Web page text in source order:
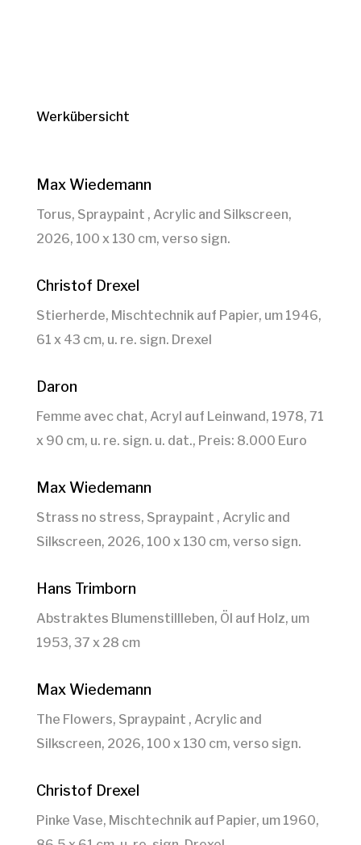
Werkübersicht
Max Wiedemann
Torus, Spraypaint , Acrylic and Silkscreen,
2026, 100 x 130 cm, verso sign.
Christof Drexel
Stierherde, Mischtechnik auf Papier, um 1946,
61 x 43 cm, u. re. sign. Drexel
Daron
Femme avec chat, Acryl auf Leinwand, 1978, 71
x 90 cm, u. re. sign. u. dat., Preis: 8.000 Euro
Max Wiedemann
Strass no stress, Spraypaint , Acrylic and
Silkscreen, 2026, 100 x 130 cm, verso sign.
Hans Trimborn
Abstraktes Blumenstillleben, Öl auf Holz, um
1953, 37 x 28 cm
Max Wiedemann
The Flowers, Spraypaint , Acrylic and
Silkscreen, 2026, 100 x 130 cm, verso sign.
Christof Drexel
Pinke Vase, Mischtechnik auf Papier, um 1960,